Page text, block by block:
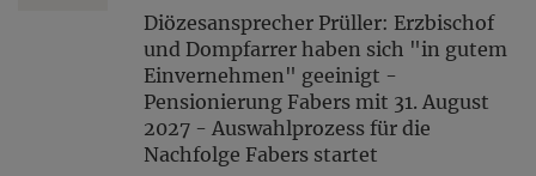
Diözesansprecher Prüller: Erzbischof
und Dompfarrer haben sich "in gutem
Einvernehmen" geeinigt -
Pensionierung Fabers mit 31. August
2027 - Auswahlprozess für die
Nachfolge Fabers startet